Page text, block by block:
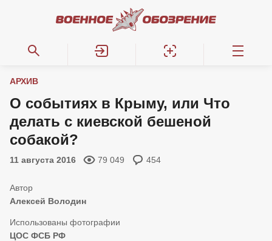
АРХИВ
О событиях в Крыму, или Что
делать с киевской бешеной
собакой?
11 августа 2016 79 049 454
Алексей Володин
ЦОС ФСБ РФ